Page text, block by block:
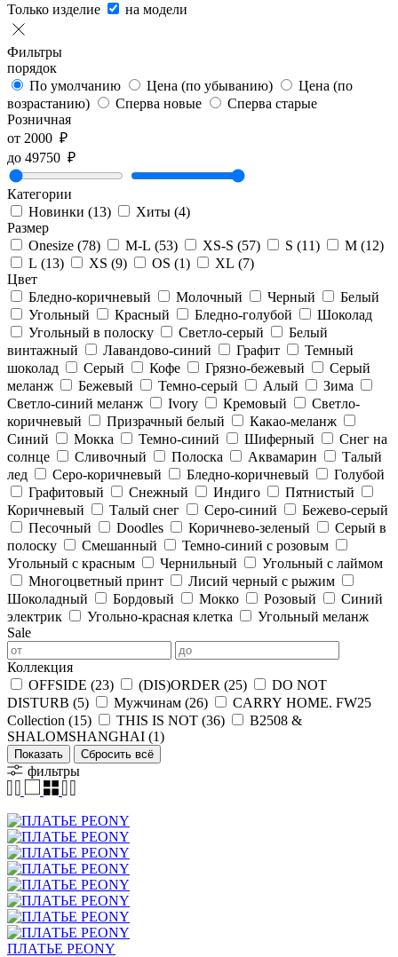
Только изделие
на модели
Фильтры
порядок
По умолчанию
Цена (по убыванию)
Цена (по
возрастанию)
Сперва новые
Сперва старые
Розничная
от 2000 ₽
до 49750 ₽
Категории
Новинки (13) Хиты (4)
Размер
Onesize (78) M-L (53) XS-S (57) S (11) M (12)
L (13) XS (9) OS (1) XL (7)
Цвет
Бледно-коричневый
Молочный Черный
Белый
Угольный
Красный Бледно-голубой
Шоколад
Угольный в полоску
Светло-серый
Белый
винтажный
Лавандово-синий Графит
Темный
шоколад
Серый Кофе Грязно-бежевый
Серый
меланж
Бежевый Темно-серый Алый
Зима
Светло-синий меланж
Ivory Кремовый
Светло-
коричневый
Призрачный белый
Какао-меланж
Синий
Мокка Темно-синий Шиферный
Снег на
солнце
Сливочный Полоска Аквамарин
Талый
лед
Серо-коричневый Бледно-коричневый
Голубой
Графитовый
Снежный Индиго
Пятнистый
Коричневый
Талый снег Серо-синий
Бежево-серый
Песочный
Doodles Коричнево-зеленый
Серый в
полоску
Смешанный
Темно-синий с розовым
Угольный с красным
Чернильный
Угольный с лаймом
Многоцветный принт
Лисий черный с рыжим
Шоколадный
Бордовый Мокко Розовый
Синий
электрик
Угольно-красная клетка
Угольный меланж
Sale
Коллекция
OFFSIDE (23) (DIS)ORDER (25)
DO NOT
DISTURB (5) Мужчинам (26)
CARRY HOME. FW25
Collection (15) THIS IS NOT (36)
B2508 &
SHALOMSHANGHAI (1)
Показать
фильтры
ПЛАТЬЕ PEONY